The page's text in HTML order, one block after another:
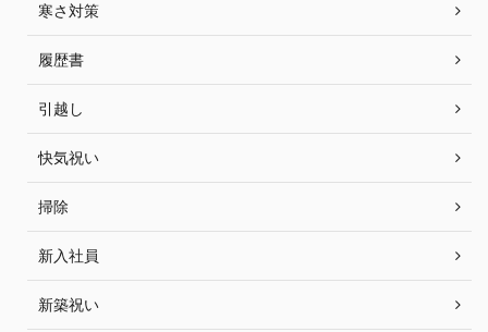
寒さ対策
履歴書
引越し
快気祝い
掃除
新入社員
新築祝い